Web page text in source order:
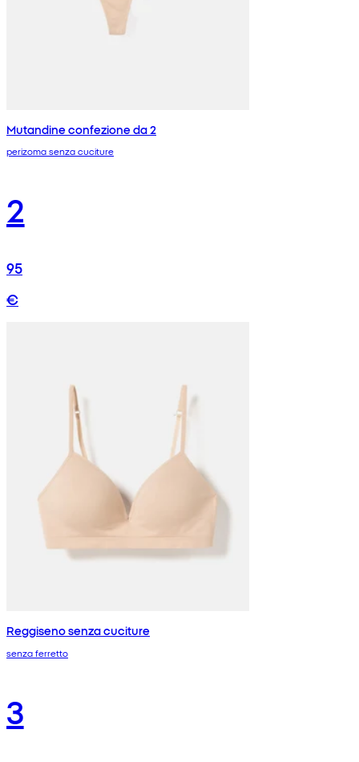
Mutandine confezione da 2
perizoma senza cuciture
2
95
€
Reggiseno senza cuciture
senza ferretto
3